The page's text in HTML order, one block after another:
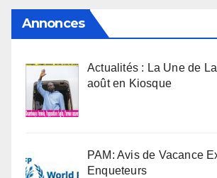
Annonces
Actualités : La Une de
août en Kiosque
PAM: Avis de Vacance
Enqueteurs